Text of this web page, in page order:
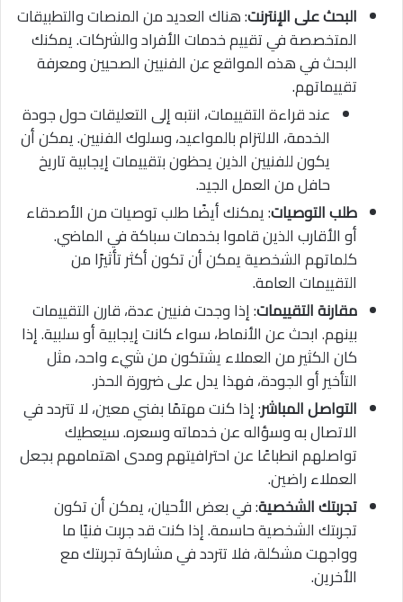
البحث على الإنترنت: هناك العديد من المنصات والتطبيقات
المتخصصة في تقييم خدمات الأفراد والشركات. يمكنك
البحث في هذه المواقع عن الفنيين الصحيين ومعرفة
تقييماتهم.
عند قراءة التقييمات، انتبه إلى التعليقات حول جودة
الخدمة، الالتزام بالمواعيد، وسلوك الفنيين. يمكن أن
يكون للفنيين الذين يحظون بتقييمات إيجابية تاريخ
حافل من العمل الجيد.
طلب التوصيات: يمكنك أيضًا طلب توصيات من الأصدقاء
أو الأقارب الذين قاموا بخدمات سباكة في الماضي.
كلماتهم الشخصية يمكن أن تكون أكثر تأثيرًا من
التقييمات العامة.
مقارنة التقييمات: إذا وجدت فنيين عدة، قارن التقييمات
بينهم. ابحث عن الأنماط، سواء كانت إيجابية أو سلبية. إذا
كان الكثير من العملاء يشتكون من شيء واحد، مثل
التأخير أو الجودة، فهذا يدل على ضرورة الحذر.
التواصل المباشر: إذا كنت مهتمًا بفني معين، لا تتردد في
الاتصال به وسؤاله عن خدماته وسعره. سيعطيك
تواصلهم انطباعًا عن احترافيتهم ومدى اهتمامهم بجعل
العملاء راضين.
تجربتك الشخصية: في بعض الأحيان، يمكن أن تكون
تجربتك الشخصية حاسمة. إذا كنت قد جربت فنيًا ما
وواجهت مشكلة، فلا تتردد في مشاركة تجربتك مع
الأخرين.